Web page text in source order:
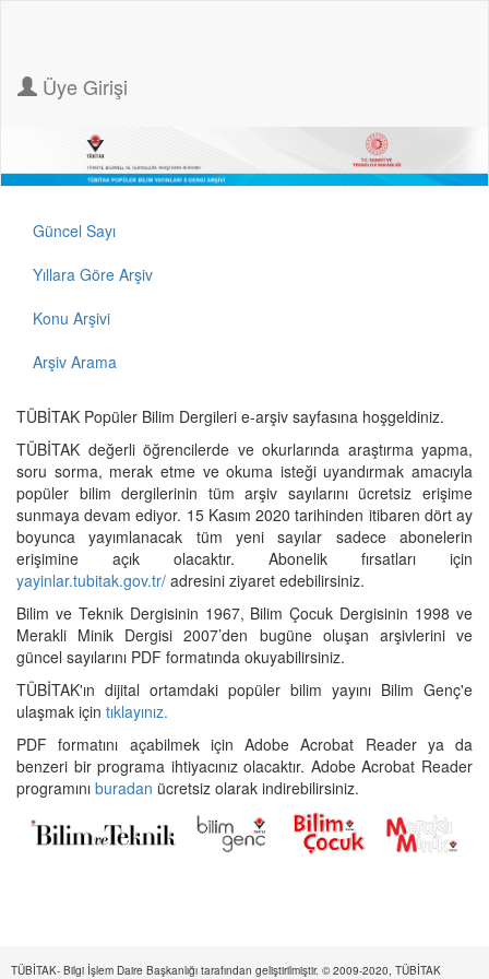
Üye Girişi
Güncel Sayı
Yıllara Göre Arşiv
Konu Arşivi
Arşiv Arama
TÜBİTAK Popüler Bilim Dergileri e-arşiv sayfasına hoşgeldiniz.
TÜBİTAK değerli öğrencilerde ve okurlarında araştırma yapma,
soru sorma, merak etme ve okuma isteği uyandırmak amacıyla
popüler bilim dergilerinin tüm arşiv sayılarını ücretsiz erişime
sunmaya devam ediyor. 15 Kasım 2020 tarihinden itibaren dört ay
boyunca yayımlanacak tüm yeni sayılar sadece abonelerin
erişimine açık olacaktır. Abonelik fırsatları için
yayinlar.tubitak.gov.tr/ adresini ziyaret edebilirsiniz.
Bilim ve Teknik Dergisinin 1967, Bilim Çocuk Dergisinin 1998 ve
Merakli Minik Dergisi 2007’den bugüne oluşan arşivlerini ve
güncel sayılarını PDF formatında okuyabilirsiniz.
TÜBİTAK'ın dijital ortamdaki popüler bilim yayını Bilim Genç'e
ulaşmak için tıklayınız.
PDF formatını açabilmek için Adobe Acrobat Reader ya da
benzeri bir programa ihtiyacınız olacaktır. Adobe Acrobat Reader
programını buradan ücretsiz olarak indirebilirsiniz.
TÜBİTAK- Bilgi İşlem Daire Başkanlığı tarafından geliştirilmiştir. © 2009-2020, TÜBİTAK